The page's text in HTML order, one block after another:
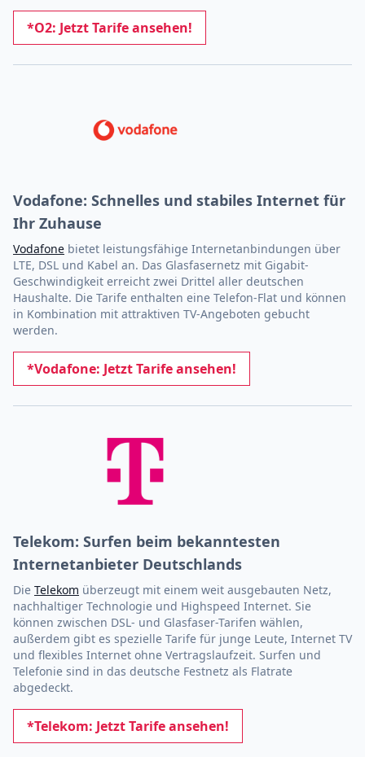
*O2: Jetzt Tarife ansehen!
Vodafone: Schnelles und stabiles Internet für
Ihr Zuhause
Vodafone bietet leistungsfähige Internetanbindungen über
LTE, DSL und Kabel an. Das Glasfasernetz mit Gigabit-
Geschwindigkeit erreicht zwei Drittel aller deutschen
Haushalte. Die Tarife enthalten eine Telefon-Flat und können
in Kombination mit attraktiven TV-Angeboten gebucht
werden.
*Vodafone: Jetzt Tarife ansehen!
Telekom: Surfen beim bekanntesten
Internetanbieter Deutschlands
Die Telekom überzeugt mit einem weit ausgebauten Netz,
nachhaltiger Technologie und Highspeed Internet. Sie
können zwischen DSL- und Glasfaser-Tarifen wählen,
außerdem gibt es spezielle Tarife für junge Leute, Internet TV
und flexibles Internet ohne Vertragslaufzeit. Surfen und
Telefonie sind in das deutsche Festnetz als Flatrate
abgedeckt.
*Telekom: Jetzt Tarife ansehen!